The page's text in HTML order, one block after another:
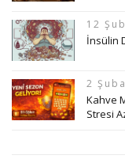
12
İnsülin
2
Kahve
Stresi